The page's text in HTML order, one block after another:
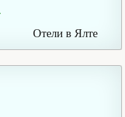
Отели в Ялте